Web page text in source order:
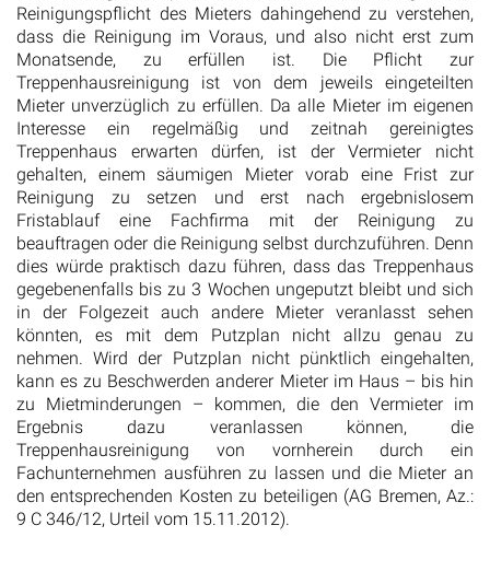
Reinigungspflicht des Mieters dahingehend zu verstehen,
dass die Reinigung im Voraus, und also nicht erst zum
Monatsende, zu erfüllen ist. Die Pflicht zur
Treppenhausreinigung ist von dem jeweils eingeteilten
Mieter unverzüglich zu erfüllen. Da alle Mieter im eigenen
Interesse ein regelmäßig und zeitnah gereinigtes
Treppenhaus erwarten dürfen, ist der Vermieter nicht
gehalten, einem säumigen Mieter vorab eine Frist zur
Reinigung zu setzen und erst nach ergebnislosem
Fristablauf eine Fachfirma mit der Reinigung zu
beauftragen oder die Reinigung selbst durchzuführen. Denn
dies würde praktisch dazu führen, dass das Treppenhaus
gegebenenfalls bis zu 3 Wochen ungeputzt bleibt und sich
in der Folgezeit auch andere Mieter veranlasst sehen
könnten, es mit dem Putzplan nicht allzu genau zu
nehmen. Wird der Putzplan nicht pünktlich eingehalten,
kann es zu Beschwerden anderer Mieter im Haus – bis hin
zu Mietminderungen – kommen, die den Vermieter im
Ergebnis dazu veranlassen können, die
Treppenhausreinigung von vornherein durch ein
Fachunternehmen ausführen zu lassen und die Mieter an
den entsprechenden Kosten zu beteiligen (AG Bremen, Az.:
9 C 346/12, Urteil vom 15.11.2012).